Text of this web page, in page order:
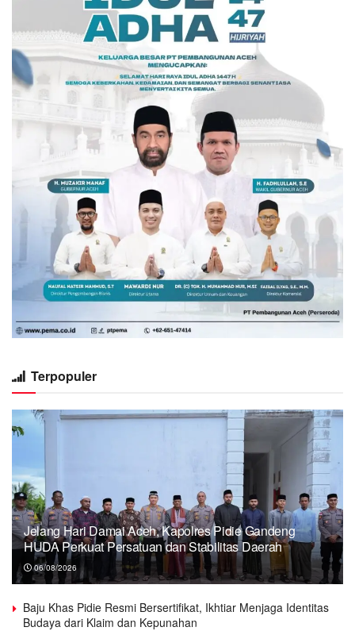
Terpopuler
Jelang Hari Damai Aceh, Kapolres Pidie Gandeng
HUDA Perkuat Persatuan dan Stabilitas Daerah
06/08/2026
Baju Khas Pidie Resmi Bersertifikat, Ikhtiar Menjaga Identitas
Budaya dari Klaim dan Kepunahan